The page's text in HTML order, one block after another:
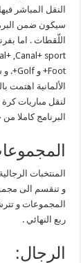
لنقل مباريات كرة
البرنامج كاملا
المنتخبات
و تنقسم الى
المجموعات و
ربع النهائي .
الرجال: